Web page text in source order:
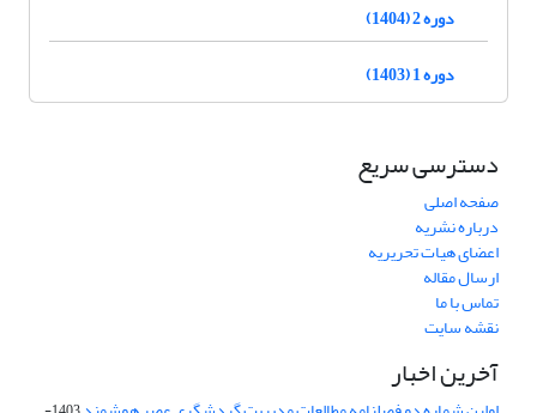
دوره 2 (1404)
دوره 1 (1403)
دسترسی سریع
صفحه اصلی
درباره نشریه
اعضای هیات تحریریه
ارسال مقاله
تماس با ما
نقشه سایت
آخرین اخبار